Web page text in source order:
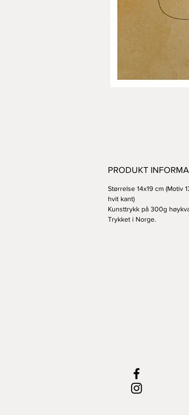
PRODUKT
Størrelse 14x19 cm (Motiv
hvit kant)
Kunsttrykk på 300g
Trykket i Norge.